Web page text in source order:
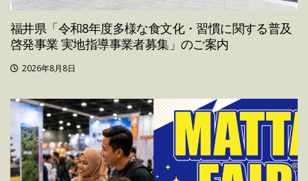
福井県「令和8年度多様な食文化・習慣に関する普及
啓発事業 実地指導事業者募集」のご案内
2026年8月8日